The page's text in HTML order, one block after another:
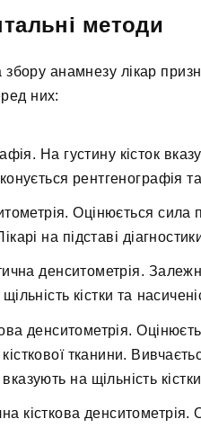
методи
збору анамнезу лікар
них:
На густину кісток
рентгенографія
Оцінюється сила
на підставі
денситометрія.
кістки та
денситометрія.
тканини.
на щільність
кісткова денситометрія.